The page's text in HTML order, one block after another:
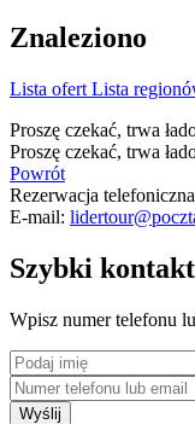
Znaleziono
Lista ofert Lista
Proszę czekać, trwa
Proszę czekać, trwa
Powrót
Rezerwacja
E-mail:
Szybki kontakt
Wpisz numer telefonu
Wyślij